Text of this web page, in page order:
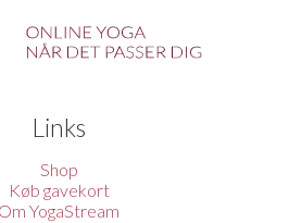
Links
Shop
Køb gavekort
Om YogaStream